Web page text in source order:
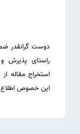
دوست گرانقدر
راستای پذیرش
استخراج مقاله
این خصوص اطلاع